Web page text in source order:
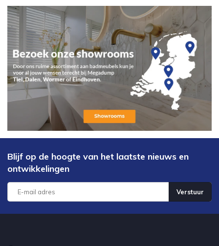
Blijf op de hoogte van het laatste nieuws en
ontwikkelingen
Verstuur